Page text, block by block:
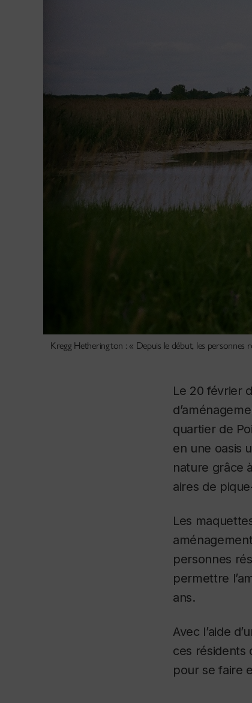
Kregg Hetherington : « Depuis le début, les personnes
Le 20 février
quartier de
en une oasis
nature grâce
aires de
Les
personnes
permettre
ans.
Avec l’aide
ces résidents
pour se faire